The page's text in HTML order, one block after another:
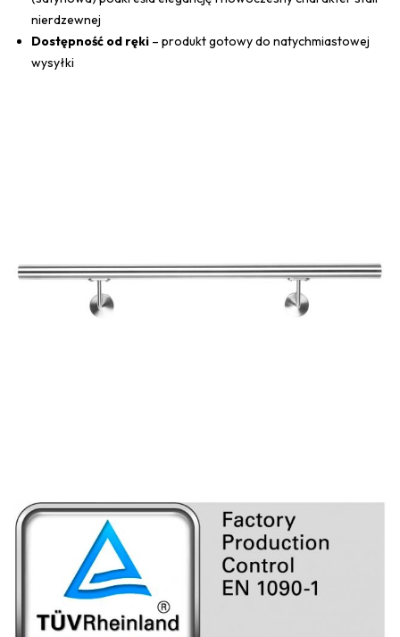
nierdzewnej
Dostępność od ręki – produkt gotowy do natychmiastowej
wysyłki